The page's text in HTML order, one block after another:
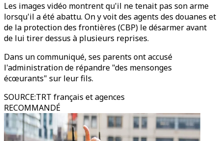
Les images vidéo montrent qu'il ne tenait pas son arme
lorsqu'il a été abattu. On y voit des agents des douanes et
de la protection des frontières (CBP) le désarmer avant
de lui tirer dessus à plusieurs reprises.
Dans un communiqué, ses parents ont accusé
l'administration de répandre "des mensonges
écœurants" sur leur fils.
SOURCE:TRT français et agences
RECOMMANDÉ